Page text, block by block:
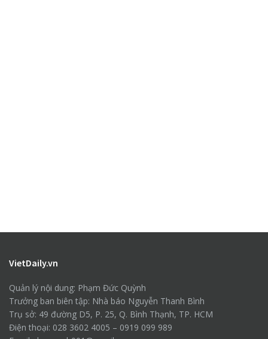
VietDaily.vn
Quản lý nội dung: Phạm Đức Quỳnh
Trưởng ban biên tập: Nhà báo Nguyễn Thanh Bình
Trụ sở: 49 đường D5, P. 25, Q. Bình Thạnh, TP. HCM
Điện thoại: 028 3602 4005 – 0919 099 989